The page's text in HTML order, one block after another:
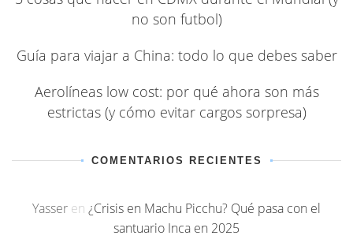
no son futbol)
Guía para viajar a China: todo lo que debes saber
Aerolíneas low cost: por qué ahora son más
estrictas (y cómo evitar cargos sorpresa)
COMENTARIOS RECIENTES
Yasser en ¿Crisis en Machu Picchu? Qué pasa con el
santuario Inca en 2025